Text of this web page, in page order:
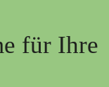
für Ihre